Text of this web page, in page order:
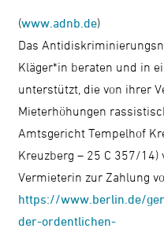
(www.adnb.de)
Das
Kläger*in beraten und in
unterstützt, die von ihrer
Mieterhöhungen
Amtsgericht Tempelhof
Kreuzberg – 25 C 357/
Vermieterin zur Zahlung
https://www.berlin.de/
der-ordentlichen-